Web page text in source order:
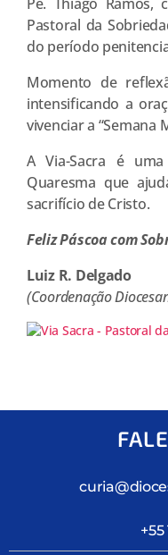
Pastoral da
do período
Momento de
intensificando a
vivenciar a “Semana
A Via-Sacra é
Quaresma que
sacrifício de Cristo.
Feliz Páscoa com
Luiz R. Delgado
(Coordenação